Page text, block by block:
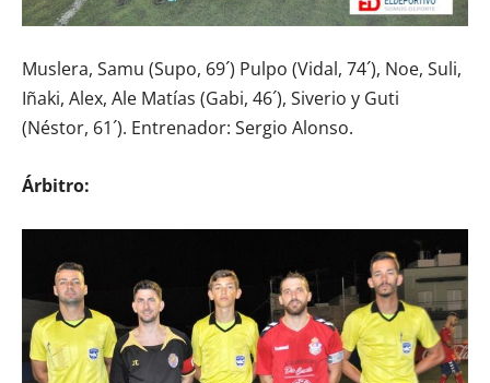
Muslera, Samu (Supo, 69´) Pulpo (Vidal, 74´), Noe, Suli,
Iñaki, Alex, Ale Matías (Gabi, 46´), Siverio y Guti
(Néstor, 61´). Entrenador: Sergio Alonso.
Árbitro: